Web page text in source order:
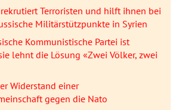
Terroristen und hilft ihnen bei
Militärstützpunkte in Syrien
Kommunistische Partei ist
lehnt die Lösung «Zwei Völker, zwei
Widerstand einer
gegen die Nato